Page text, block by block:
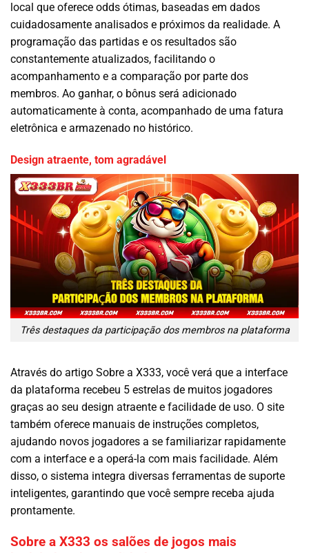
local que oferece odds ótimas, baseadas em dados
cuidadosamente analisados ​​e próximos da realidade. A
programação das partidas e os resultados são
constantemente atualizados, facilitando o
acompanhamento e a comparação por parte dos
membros. Ao ganhar, o bônus será adicionado
automaticamente à conta, acompanhado de uma fatura
eletrônica e armazenado no histórico.
Design atraente, tom agradável
Três destaques da participação dos membros na plataforma
Através do artigo Sobre a X333, você verá que a interface
da plataforma recebeu 5 estrelas de muitos jogadores
graças ao seu design atraente e facilidade de uso. O site
também oferece manuais de instruções completos,
ajudando novos jogadores a se familiarizar rapidamente
com a interface e a operá-la com mais facilidade. Além
disso, o sistema integra diversas ferramentas de suporte
inteligentes, garantindo que você sempre receba ajuda
prontamente.
Sobre a X333 os salões de jogos mais